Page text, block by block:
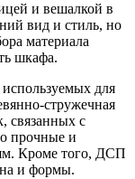
и вешалкой в
вид и стиль, но
материала
шкафа.
для
стружечная
связанных с
прочные и
Кроме того, ДСП
и формы.